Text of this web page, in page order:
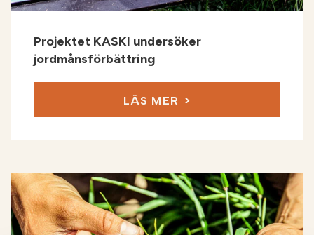
Projektet KASKI undersöker
jordmånsförbättring
LÄS MER